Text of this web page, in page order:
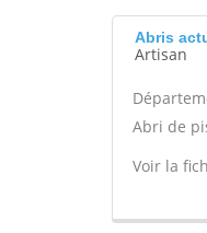
Abris
Artisan
Abri de
Voir la